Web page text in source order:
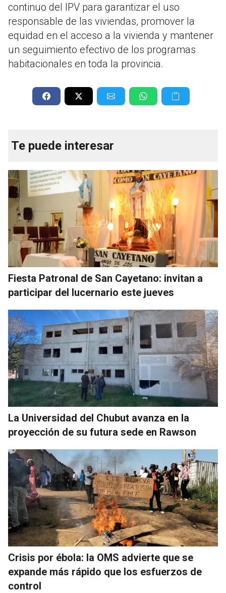
continuo del IPV para garantizar el uso
responsable de las viviendas, promover la
equidad en el acceso a la vivienda y mantener
un seguimiento efectivo de los programas
habitacionales en toda la provincia.
Te puede interesar
Fiesta Patronal de San Cayetano: invitan a
participar del lucernario este jueves
La Universidad del Chubut avanza en la
proyección de su futura sede en Rawson
Crisis por ébola: la OMS advierte que se
expande más rápido que los esfuerzos de
control